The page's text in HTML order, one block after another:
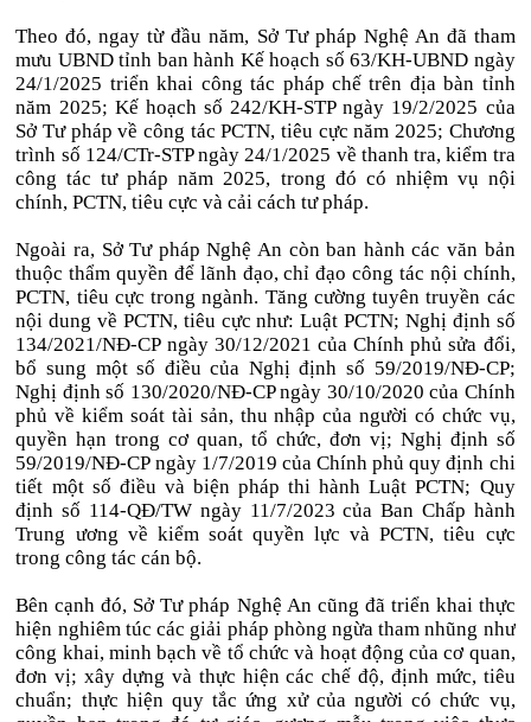
Theo đó, ngay từ đầu năm, Sở Tư pháp Nghệ An đã tham
mưu UBND tỉnh ban hành Kế hoạch số 63/KH-UBND ngày
24/1/2025 triển khai công tác pháp chế trên địa bàn tỉnh
năm 2025; Kế hoạch số 242/KH-STP ngày 19/2/2025 của
Sở Tư pháp về công tác PCTN, tiêu cực năm 2025; Chương
trình số 124/CTr-STP ngày 24/1/2025 về thanh tra, kiểm tra
công tác tư pháp năm 2025, trong đó có nhiệm vụ nội
chính, PCTN, tiêu cực và cải cách tư pháp.
Ngoài ra, Sở Tư pháp Nghệ An còn ban hành các văn bản
thuộc thẩm quyền để lãnh đạo, chỉ đạo công tác nội chính,
PCTN, tiêu cực trong ngành. Tăng cường tuyên truyền các
nội dung về PCTN, tiêu cực như: Luật PCTN; Nghị định số
134/2021/NĐ-CP ngày 30/12/2021 của Chính phủ sửa đổi,
bổ sung một số điều của Nghị định số 59/2019/NĐ-CP;
Nghị định số 130/2020/NĐ-CP ngày 30/10/2020 của Chính
phủ về kiểm soát tài sản, thu nhập của người có chức vụ,
quyền hạn trong cơ quan, tổ chức, đơn vị; Nghị định số
59/2019/NĐ-CP ngày 1/7/2019 của Chính phủ quy định chi
tiết một số điều và biện pháp thi hành Luật PCTN; Quy
định số 114-QĐ/TW ngày 11/7/2023 của Ban Chấp hành
Trung ương về kiểm soát quyền lực và PCTN, tiêu cực
trong công tác cán bộ.
Bên cạnh đó, Sở Tư pháp Nghệ An cũng đã triển khai thực
hiện nghiêm túc các giải pháp phòng ngừa tham nhũng như
công khai, minh bạch về tổ chức và hoạt động của cơ quan,
đơn vị; xây dựng và thực hiện các chế độ, định mức, tiêu
chuẩn; thực hiện quy tắc ứng xử của người có chức vụ,